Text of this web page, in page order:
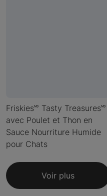
Friskies🅫 Tasty Treasures🅫
avec Poulet et Thon en
Sauce Nourriture Humide
pour Chats
Voir plus